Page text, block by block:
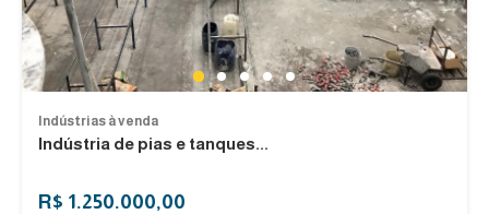
1 2 3 4 5
Indústrias à venda
Indústria de pias e tanques...
R$ 1.250.000,00